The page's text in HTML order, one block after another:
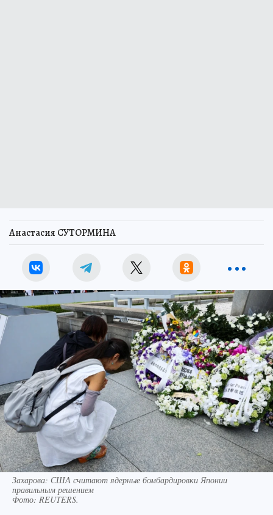
Анастасия СУТОРМИНА
Захарова: США считают ядерные бомбардировки Японии
правильным решением
Фото: REUTERS.